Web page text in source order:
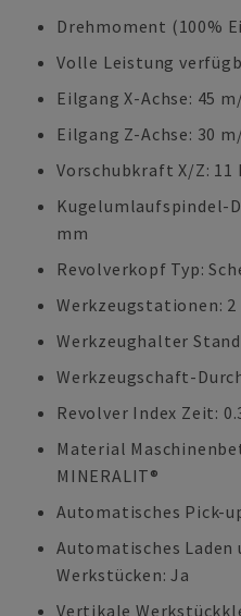
Drehmoment (100%
Volle Leistung
Eilgang X-Achse: 45
Eilgang Z-Achse: 30
Vorschubkraft X/Z: 11
Kugelumlaufspindel-
mm
Revolverkopf Typ:
Werkzeugstationen: 2
Werkzeughalter
Werkzeugschaft-
Revolver Index Zeit:
Material
MINERALIT®
Automatisches Pick-
Automatisches Laden
Werkstücken: Ja
Vertikale